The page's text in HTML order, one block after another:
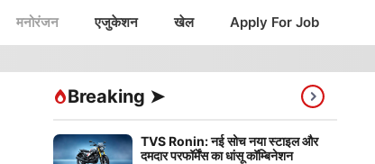
मनोरंजन एजुकेशन खेल Apply For Job
Breaking ➤
TVS Ronin: नई सोच नया स्टाइल और
दमदार परफॉर्मेंस का धांसू कॉम्बिनेशन